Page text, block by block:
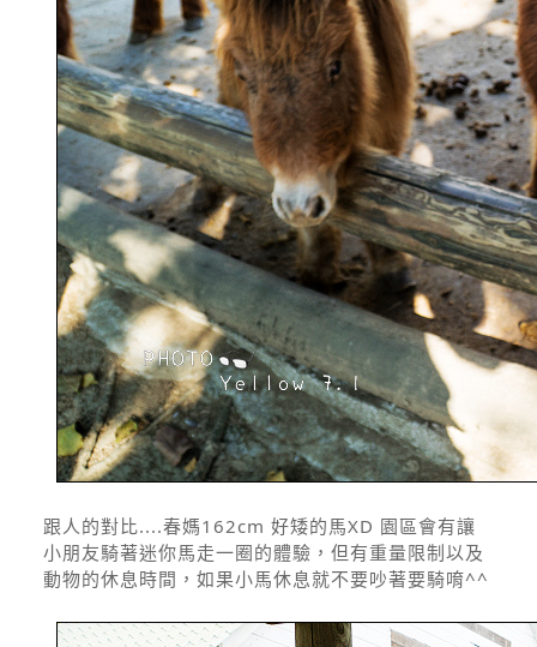
跟人的對比....春媽162cm 好矮的馬XD 園區會有讓
小朋友騎著迷你馬走一圈的體驗，但有重量限制以及
動物的休息時間，如果小馬休息就不要吵著要騎唷^^